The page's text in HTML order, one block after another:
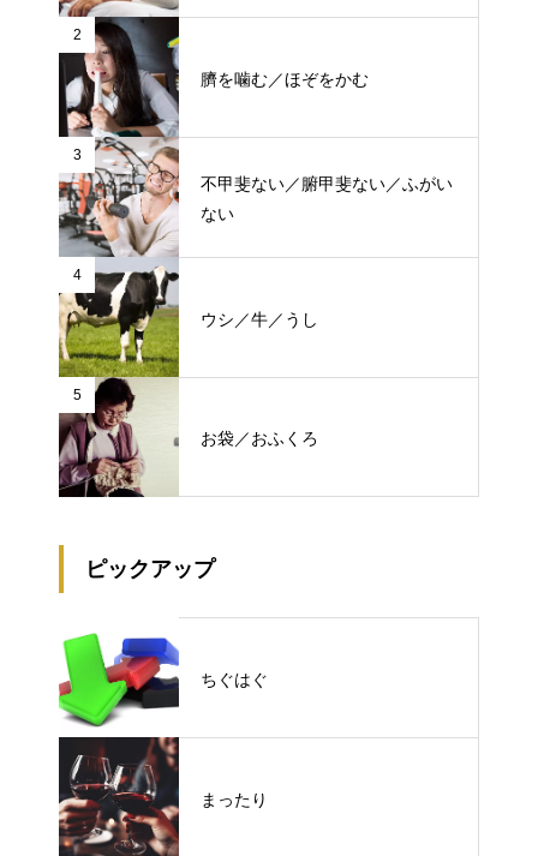
2
臍を噛む／ほぞをかむ
3
不甲斐ない／腑甲斐ない／ふがい
ない
4
ウシ／牛／うし
5
お袋／おふくろ
ピックアップ
ちぐはぐ
まったり